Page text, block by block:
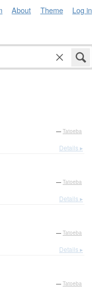
About Theme Log in
— Tatoeba
Details ▸
— Tatoeba
Details ▸
— Tatoeba
Details ▸
— Tatoeba